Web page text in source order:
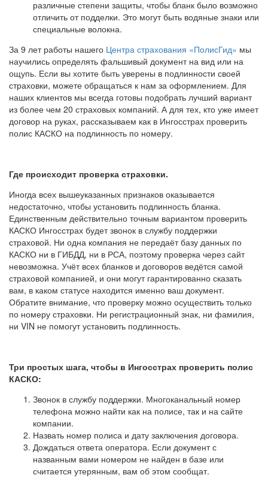
различные степени защиты, чтобы бланк было возможно
отличить от подделки. Это могут быть водяные знаки или
специальные волокна.
За 9 лет работы нашего Центра страхования «ПолисГид» мы
научились определять фальшивый документ на вид или на
ощупь. Если вы хотите быть уверены в подлинности своей
страховки, можете обращаться к нам за оформлением. Для
наших клиентов мы всегда готовы подобрать лучший вариант
из более чем 20 страховых компаний. А для тех, кто уже имеет
договор на руках, рассказываем как в Ингосстрах проверить
полис КАСКО на подлинность по номеру.
Где происходит проверка страховки.
Иногда всех вышеуказанных признаков оказывается
недостаточно, чтобы установить подлинность бланка.
Единственным действительно точным вариантом проверить
КАСКО Ингосстрах будет звонок в службу поддержки
страховой. Ни одна компания не передаёт базу данных по
КАСКО ни в ГИБДД, ни в РСА, поэтому проверка через сайт
невозможна. Учёт всех бланков и договоров ведётся самой
страховой компанией, и они могут гарантированно сказать
вам, в каком статусе находится именно ваш документ.
Обратите внимание, что проверку можно осуществить только
по номеру страховки. Ни регистрационный знак, ни фамилия,
ни VIN не помогут установить подлинность.
Три простых шага, чтобы в Ингосстрах проверить полис
КАСКО:
Звонок в службу поддержки. Многоканальный номер
телефона можно найти как на полисе, так и на сайте
компании.
Назвать номер полиса и дату заключения договора.
Дождаться ответа оператора. Если документ с
названным вами номером не найден в базе или
считается утерянным, вам об этом сообщат.